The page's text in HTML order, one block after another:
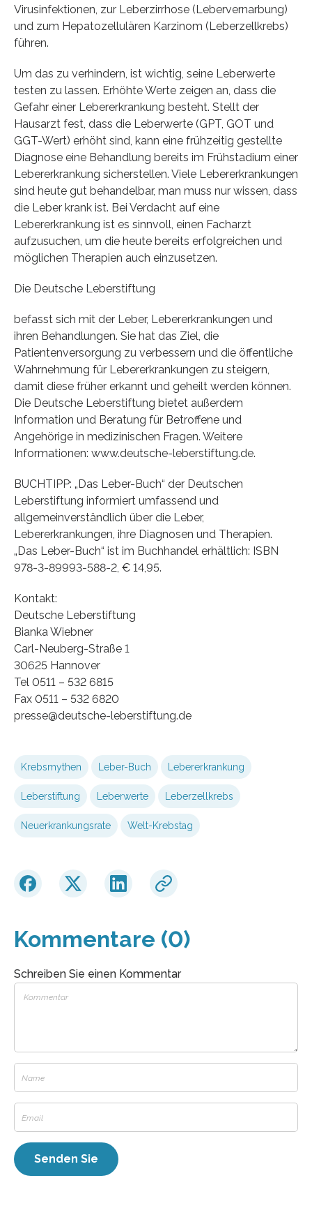
Virusinfektionen, zur Leberzirrhose (Lebervernarbung)
und zum Hepatozellulären Karzinom (Leberzellkrebs)
führen.
Um das zu verhindern, ist wichtig, seine Leberwerte
testen zu lassen. Erhöhte Werte zeigen an, dass die
Gefahr einer Lebererkrankung besteht. Stellt der
Hausarzt fest, dass die Leberwerte (GPT, GOT und
GGT-Wert) erhöht sind, kann eine frühzeitig gestellte
Diagnose eine Behandlung bereits im Frühstadium einer
Lebererkrankung sicherstellen. Viele Lebererkrankungen
sind heute gut behandelbar, man muss nur wissen, dass
die Leber krank ist. Bei Verdacht auf eine
Lebererkrankung ist es sinnvoll, einen Facharzt
aufzusuchen, um die heute bereits erfolgreichen und
möglichen Therapien auch einzusetzen.
Die Deutsche Leberstiftung
befasst sich mit der Leber, Lebererkrankungen und
ihren Behandlungen. Sie hat das Ziel, die
Patientenversorgung zu verbessern und die öffentliche
Wahrnehmung für Lebererkrankungen zu steigern,
damit diese früher erkannt und geheilt werden können.
Die Deutsche Leberstiftung bietet außerdem
Information und Beratung für Betroffene und
Angehörige in medizinischen Fragen. Weitere
Informationen: www.deutsche-leberstiftung.de.
BUCHTIPP: „Das Leber-Buch“ der Deutschen
Leberstiftung informiert umfassend und
allgemeinverständlich über die Leber,
Lebererkrankungen, ihre Diagnosen und Therapien.
„Das Leber-Buch“ ist im Buchhandel erhältlich: ISBN
978-3-89993-588-2, € 14,95.
Kontakt:
Deutsche Leberstiftung
Bianka Wiebner
Carl-Neuberg-Straße 1
30625 Hannover
Tel 0511 – 532 6815
Fax 0511 – 532 6820
presse@deutsche-leberstiftung.de
Krebsmythen Leber-Buch Lebererkrankung
Leberstiftung Leberwerte Leberzellkrebs
Neuerkrankungsrate Welt-Krebstag
Kommentare (0)
Schreiben Sie einen Kommentar